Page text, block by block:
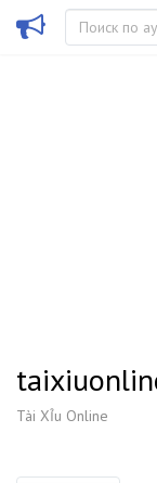
Tài Xỉu Online